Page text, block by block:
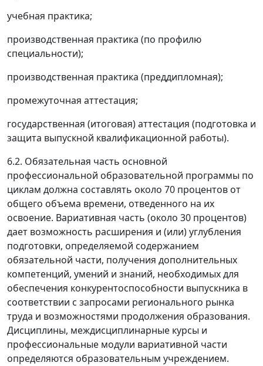
учебная практика;
производственная практика (по профилю
специальности);
производственная практика (преддипломная);
промежуточная аттестация;
государственная (итоговая) аттестация (подготовка и
защита выпускной квалификационной работы).
6.2. Обязательная часть основной
профессиональной образовательной программы по
циклам должна составлять около 70 процентов от
общего объема времени, отведенного на их
освоение. Вариативная часть (около 30 процентов)
дает возможность расширения и (или) углубления
подготовки, определяемой содержанием
обязательной части, получения дополнительных
компетенций, умений и знаний, необходимых для
обеспечения конкурентоспособности выпускника в
соответствии с запросами регионального рынка
труда и возможностями продолжения образования.
Дисциплины, междисциплинарные курсы и
профессиональные модули вариативной части
определяются образовательным учреждением.